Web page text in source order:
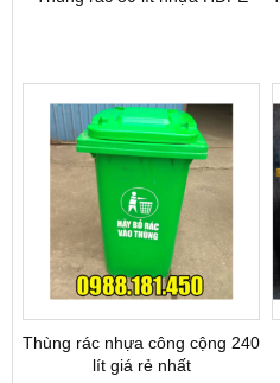
Thùng rác nhựa công cộng 240
lít giá rẻ nhất